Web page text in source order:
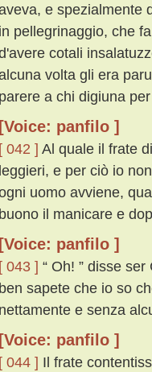
e spezialmente
in pellegrinaggio, che
cotali
volta gli era
parere a chi digiuna
[Voice: panfilo ]
[ 042 ] Al quale il frate
leggieri, e per ciò io
uomo avviene,
buono il manicare e
[Voice: panfilo ]
[ 043 ] “ Oh! ” disse
ben sapete che io so
nettamente e senza
[Voice: panfilo ]
[ 044 ] Il frate